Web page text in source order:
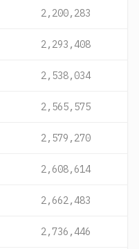
2,200,283
2,293,408
2,538,034
2,565,575
2,579,270
2,608,614
2,662,483
2,736,446